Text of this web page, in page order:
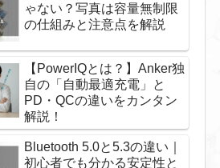
ゃない？写真は容量無制限
の仕組みと注意点を解説
【PowerIQとは？】Anker独
自の「自動最適充電」と
PD・QCの違いをカンタン
解説！
Bluetooth 5.0と5.3の違い｜
初心者でも分かる安定性と